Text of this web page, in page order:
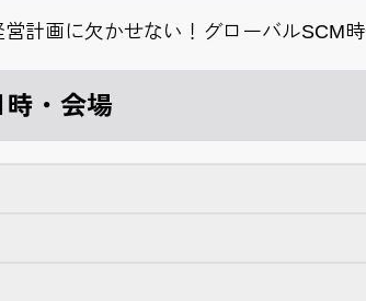
計画に欠かせない！グローバルSCM時
時・会場